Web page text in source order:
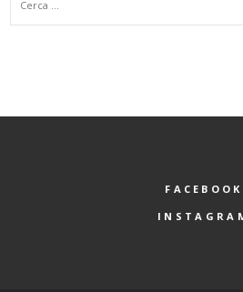
FACEBOOK